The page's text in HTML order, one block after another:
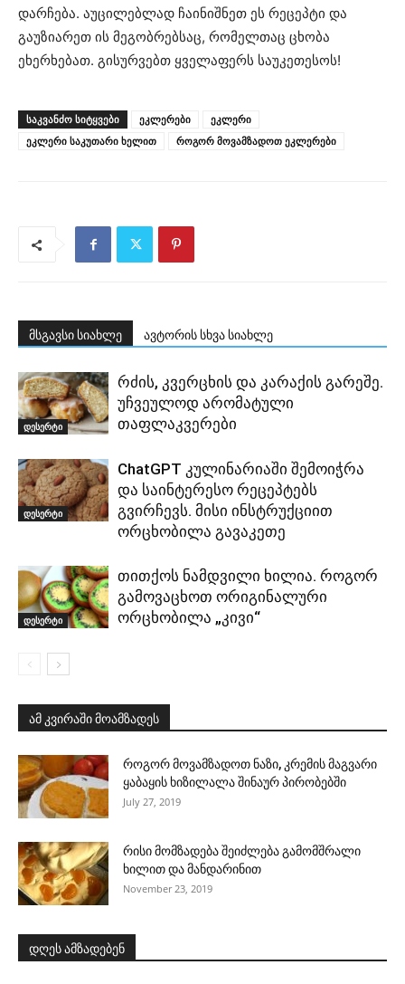
დარჩება. აუცილებლად ჩაინიშნეთ ეს რეცეპტი და
გაუზიარეთ ის მეგობრებსაც, რომელთაც ცხობა
ეხერხებათ. გისურვებთ ყველაფერს საუკეთესოს!
ᲡᲐᲙᲕᲐᲜᲫᲝ ᲡᲘᲢᲧᲕᲔᲑᲘ ეკლერები
ეკლერი
ეკლერი საკუთარი ხელით
როგორ მოვამზადოთ ეკლერები
მსგავსი სიახლე ავტორის სხვა სიახლე
დესერტი
რძის, კვერცხის და კარაქის გარეშე.
უჩვეულოდ არომატული
თაფლაკვერები
დესერტი
ChatGPT კულინარიაში შემოიჭრა
და საინტერესო რეცეპტებს
გვირჩევს. მისი ინსტრუქციით
ორცხობილა გავაკეთე
დესერტი
თითქოს ნამდვილი ხილია. როგორ
გამოვაცხოთ ორიგინალური
ორცხობილა „კივი“
ამ კვირაში მოამზადეს
როგორ მოვამზადოთ ნაზი, კრემის მაგვარი
ყაბაყის ხიზილალა შინაურ პირობებში
July 27, 2019
რისი მომზადება შეიძლება გამომშრალი
ხილით და მანდარინით
November 23, 2019
დღეს ამზადებენ